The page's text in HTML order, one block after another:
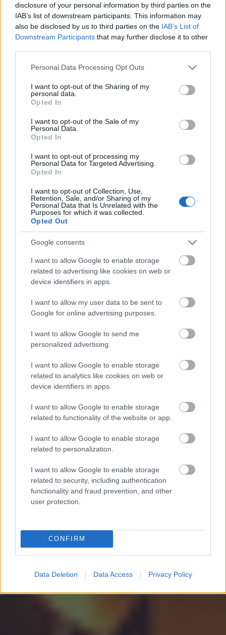
disclosure of your personal information by third parties on the
IAB’s list of downstream participants. This information may
also be disclosed by us to third parties on the IAB’s List of
Downstream Participants that may further disclose it to other
Please note that this website/app uses one or more Google
not limited to your visit or usage behaviour. You may click to
grant or deny consent to Google and its third-party tags to
use your data for below specified purposes in below Google
consent section.
Personal Data Processing Opt Outs
I want to opt-out of the Sharing of my
personal data.
Opted In
I want to opt-out of the Sale of my
Personal Data.
Opted In
I want to opt-out of processing my
Personal Data for Targeted Advertising.
Opted In
I want to opt-out of Collection, Use,
Retention, Sale, and/or Sharing of my
Personal Data that Is Unrelated with the
Purposes for which it was collected.
Opted Out
Google consents
I want to allow Google to enable storage
related to advertising like cookies on web or
device identifiers in apps.
I want to allow my user data to be sent to
Google for online advertising purposes.
I want to allow Google to send me
personalized advertising.
I want to allow Google to enable storage
related to analytics like cookies on web or
device identifiers in apps.
I want to allow Google to enable storage
related to functionality of the website or app.
I want to allow Google to enable storage
related to personalization.
I want to allow Google to enable storage
related to security, including authentication
functionality and fraud prevention, and other
user protection.
CONFIRM
Data Deletion Data Access Privacy Policy
befőttje.
Tékozló Homár 1 nap helyett 1 hét a cégalapítás 2008.10.20
Kevés ország lehet a világon, ahol az elektronikus fizetés és
cégalapításon bukott ki legutóbb. Régen ugyanis 1 nap alatt már
működhetett a cég, most pedig ez 1 hétig tartott: Próbáltál
mostanában céget alapítani? Na…..
Koppi 2008.10.21 21:39:02
Ez megint egy kamuposzt.
2008.márciusától lehetett elektronikusan céget alapítani
júliustól viszont kötelező!! E L E K T R O N I K U S A N érted
nem félig papíron vagy teljesen papír alapon.
Tehát hülyeséget írtál és hülyeséget is csináltál. Ezért azért
is lehet mert az ügyvéded az okoska nem tanulta meg az
elektronikus cégeljárást mert lusta és csak jul 1.-en
kinyomtatva általa hitelesiti az iratokat olyat is amit nem is
Ő készít pl: cégbírósági végzés- ügyvédek jogállásáról
iratot hitelesícthet amit Ő készített a bejegyző végzés
ugye nem ilyen. Gratulálok fasz pénzéhes buta ügyvédek.
papíralapú végzés csak akkor ha személyesen bemegy
érte a cégbíróságra. egyébként 1 nap múlva az összes
okirat digitális aláírással megjön és csak a banknak kell
igy csinálja.
Nincs szükség napokra és nincs szükség papír alapú
aláírásellenőrzi mert minden okiraton van digitális aláírás
ugyanúgy mint az APEH- hez beküldötetken.
Ergo az ügyvéded megszpoatott mert buta volt és te is az
vagy hogy ebből még posztot is nyitsz és félre vezetsz
mindenkit.
felhasználási feltételek adatvédelmi tájékoztató
problémák
dsa impresszum médiaajánlat
módosítása